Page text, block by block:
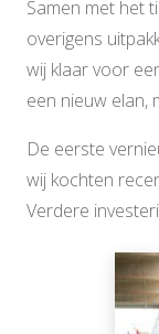
Samen met het
overigens
wij klaar voor
een nieuw elan,
De eerste
wij kochten
Verdere